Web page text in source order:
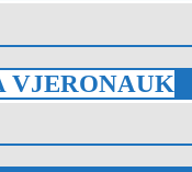
VJERONAUK